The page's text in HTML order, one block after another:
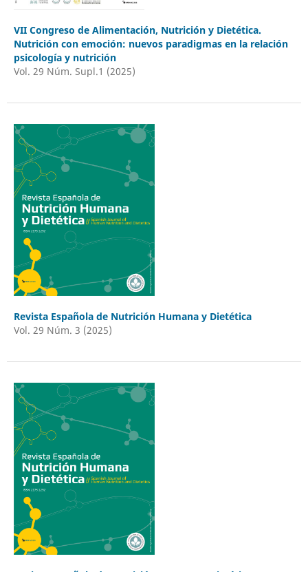
VII Congreso de Alimentación, Nutrición y Dietética.
Nutrición con emoción: nuevos paradigmas en la relación
psicología y nutrición
Vol. 29 Núm. Supl.1 (2025)
Revista Española de Nutrición Humana y Dietética
Vol. 29 Núm. 3 (2025)